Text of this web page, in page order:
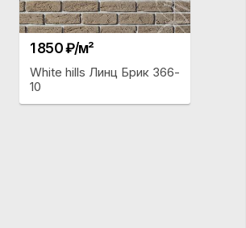
1 850 ₽/м²
White hills Линц Брик 366-
10